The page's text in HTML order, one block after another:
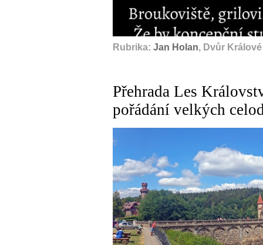
Rubrika: Jan Holan, Dvůr
Přehrada Les
pořádání velkých